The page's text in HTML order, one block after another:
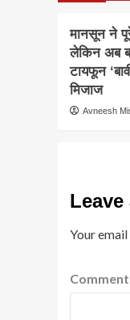
मानसून ने
लेकिन अब
टायफून
मिजाज
Avneesh
Leave
Your
Comment